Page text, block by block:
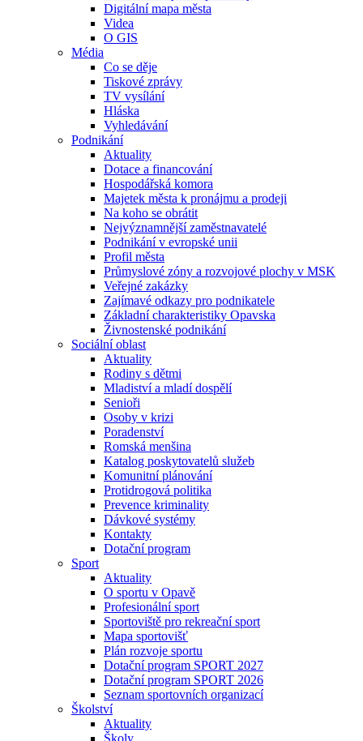
Digitální mapa města
Videa
O GIS
Média
Co se děje
Tiskové zprávy
TV vysílání
Hláska
Vyhledávání
Podnikání
Aktuality
Dotace a financování
Hospodářská komora
Majetek města k pronájmu a prodeji
Na koho se obrátit
Nejvýznamnější zaměstnavatelé
Podnikání v evropské unii
Profil města
Průmyslové zóny a rozvojové plochy v MSK
Veřejné zakázky
Zajímavé odkazy pro podnikatele
Základní charakteristiky Opavska
Živnostenské podnikání
Sociální oblast
Aktuality
Rodiny s dětmi
Mladiství a mladí dospělí
Senioři
Osoby v krizi
Poradenství
Romská menšina
Katalog poskytovatelů služeb
Komunitní plánování
Protidrogová politika
Prevence kriminality
Dávkové systémy
Kontakty
Dotační program
Sport
Aktuality
O sportu v Opavě
Profesionální sport
Sportoviště pro rekreační sport
Mapa sportovišť
Plán rozvoje sportu
Dotační program SPORT 2027
Dotační program SPORT 2026
Seznam sportovních organizací
Školství
Aktuality